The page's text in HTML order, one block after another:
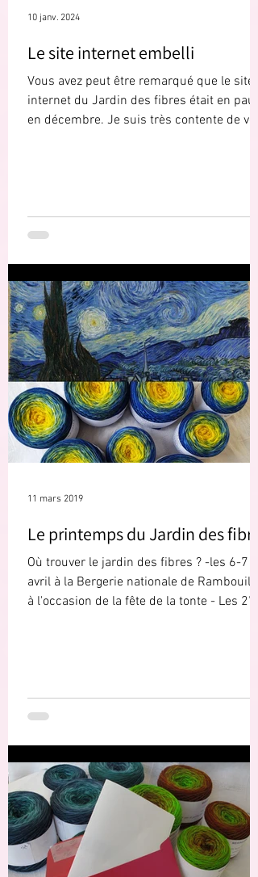
Le site internet embelli
Vous avez peut être remarqué que le site
internet du Jardin des fibres était en
en décembre. Je suis très contente de
10 janv. 2024
Le printemps du Jardin des fibres
Où trouver le jardin des fibres ? -les 6-7
avril à la Bergerie nationale de Rambouillet
à l'occasion de la fête de la tonte - Les 27-
11 mars 2019